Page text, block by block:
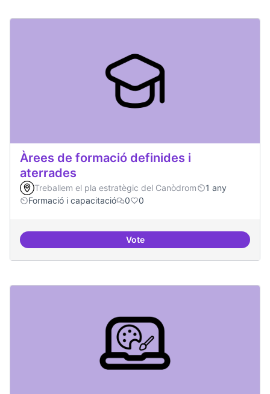
Àrees de formació definides i
aterrades
Treballem el pla estratègic del Canòdrom
1 any
Formació i capacitació
0 0
VoteÀrees de formació definides i